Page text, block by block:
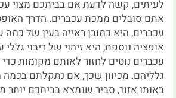
לעיתים, קשה לדעת אם בביתכם מצוי
אתם סובלים ממכת עכברים. הדרך
עכברים, היא כמובן ראייה בעין של כמה
אופציה נוספת, היא זיהוי של ריבוי
עכברים נוטים לחזור לאותם מקומות
גלליהם. מכיוון שכך, אם נתקלתם בכמה
באותו אזור, סביר שנמצא בביתכם יותר